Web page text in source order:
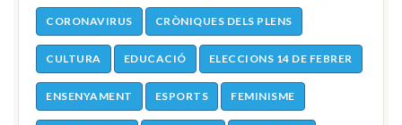
CORONAVIRUS CRÒNIQUES DELS PLENS
CULTURA EDUCACIÓ ELECCIONS 14 DE FEBRER
ENSENYAMENT ESPORTS FEMINISME